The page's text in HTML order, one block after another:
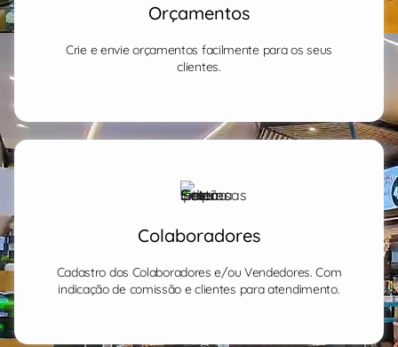
Orçamentos
Crie e envie orçamentos facilmente para os seus
clientes.
Colaboradores
Cadastro dos Colaboradores e/ou Vendedores. Com
indicação de comissão e clientes para atendimento.